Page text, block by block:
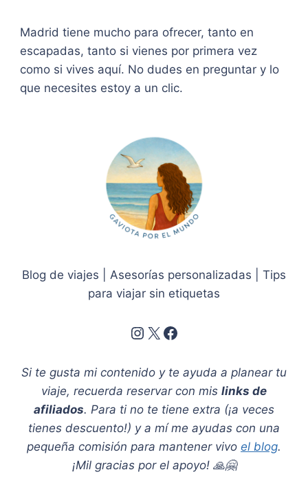
Madrid tiene mucho para ofrecer, tanto en
escapadas, tanto si vienes por primera vez
como si vives aquí. No dudes en preguntar y lo
que necesites estoy a un clic.
Blog de viajes | Asesorías personalizadas | Tips
para viajar sin etiquetas
Instagram X Facebook
Si te gusta mi contenido y te ayuda a planear tu
viaje, recuerda reservar con mis links de
afiliados. Para ti no te tiene extra (¡a veces
tienes descuento!) y a mí me ayudas con una
pequeña comisión para mantener vivo el blog.
¡Mil gracias por el apoyo! 🙏🤗